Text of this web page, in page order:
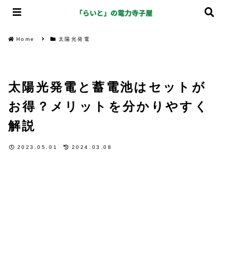
Home 太陽光発電
太陽光発電と蓄電池はセットが
お得？メリットを分かりやすく
解説
2023.05.01 2024.03.08